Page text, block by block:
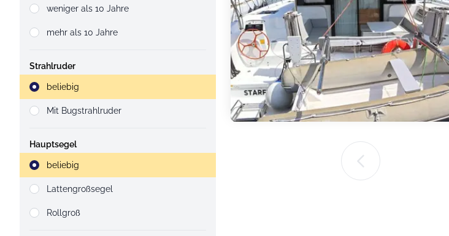
weniger als 10 Jahre
mehr als 10 Jahre
Strahlruder
Strahlruder
beliebig
Mit Bugstrahlruder
Hauptsegel
Strahlruder
beliebig
Lattengroßsegel
Rollgroß